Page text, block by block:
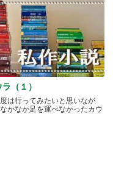
（１）
は行ってみたいと思いなが
かなか足を運べなかったカウ